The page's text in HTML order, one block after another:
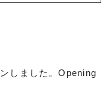
しました。Opening